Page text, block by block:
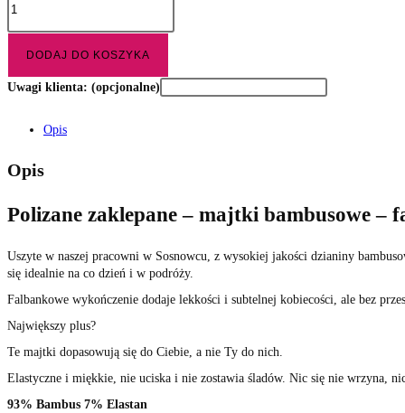
DODAJ DO KOSZYKA
Uwagi klienta: (opcjonalne)
Opis
Opis
Polizane zaklepane – majtki bambusowe –
Uszyte w naszej pracowni w Sosnowcu, z wysokiej jakości dzianiny
się idealnie na co dzień i w podróży.
Falbankowe wykończenie dodaje lekkości i subtelnej kobiecości, ale bez
Największy plus?
Te majtki dopasowują się do Ciebie, a nie Ty do nich.
Elastyczne i miękkie, nie uciska i nie zostawia śladów. Nic się nie wrzyna,
93% Bambus 7% Elastan